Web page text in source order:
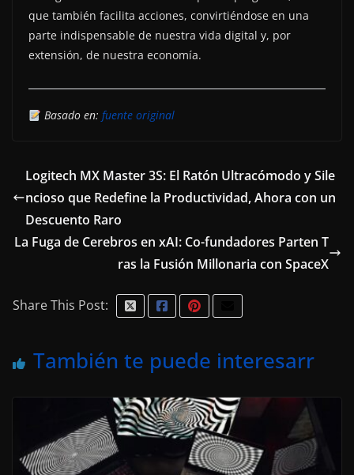
que también facilita acciones, convirtiéndose en una
parte indispensable de nuestra vida digital y, por
extensión, de nuestra economía.
Basado en: fuente original
Logitech MX Master 3S: El Ratón Ultracómodo y Sile
ncioso que Redefine la Productividad, Ahora con un
Descuento Raro
La Fuga de Cerebros en xAI: Co-fundadores Parten T
ras la Fusión Millonaria con SpaceX
Share This Post:
También te puede interesarr